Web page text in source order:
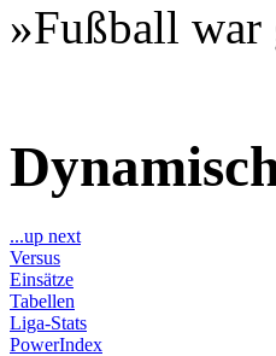
»Fußball war
...up next
Versus
Einsätze
Tabellen
Liga-Stats
PowerIndex